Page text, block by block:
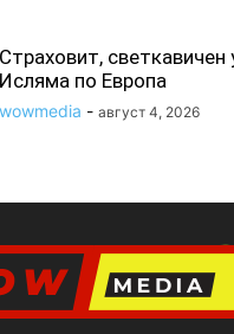
Страховит, светкавичен
Исляма по Европа
wowmedia - август 4, 2026